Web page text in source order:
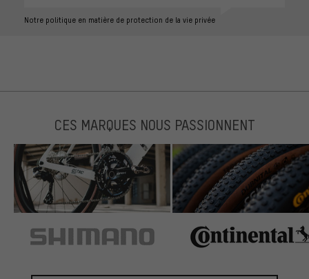
Notre politique en matière de protection de la vie privée
CES MARQUES NOUS PASSIONNENT